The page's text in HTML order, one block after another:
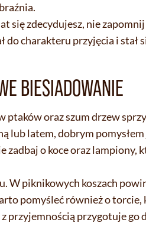
się zdecydujesz, nie
do charakteru przyjęcia i
BIESIADOWANIE
ptaków oraz szum drzew
lub latem, dobrym
zadbaj o koce oraz
W piknikowych koszach
pomyśleć również o
z przyjemnością przygotuje go